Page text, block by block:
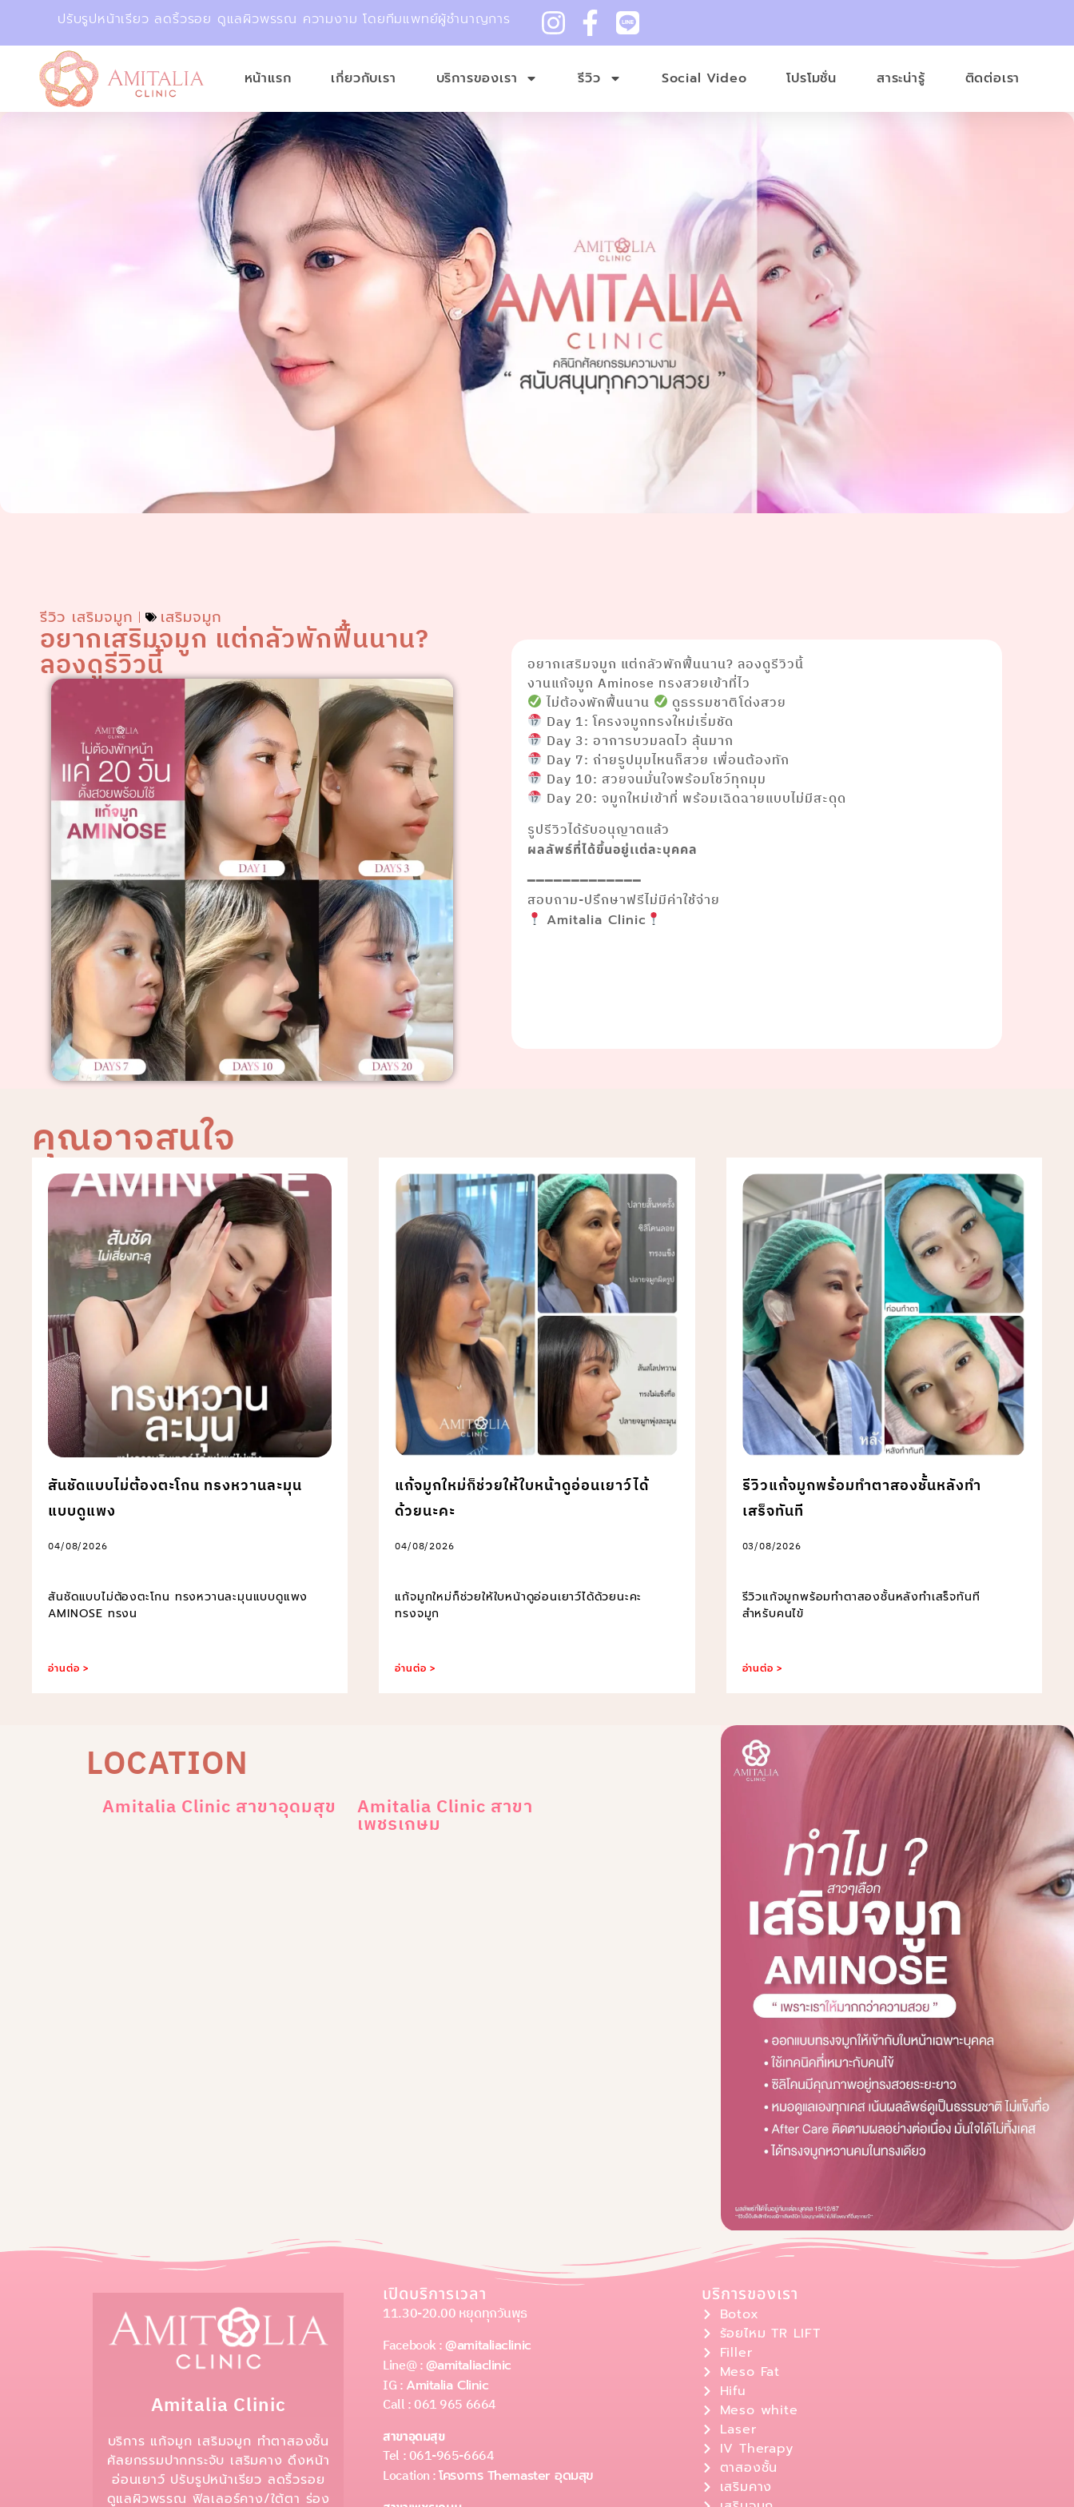
ปรับรูปหน้าเรียว ลดริ้วรอย ดูแลผิวพรรณ ความงาม โดยทีมแพทย์ผู้ชำนาญการ
หน้าแรก เกี่ยวกับเรา บริการของเรา รีวิว Social Video โปรโมชั่น สาระน่ารู้ ติดต่อเรา
รีวิว เสริมจมูก เสริมจมูก
อยากเสริมจมูก แต่กลัวพักฟื้นนาน?
ลองดูรีวิวนี้
อยากเสริมจมูก แต่กลัวพักฟื้นนาน? ลองดูรีวิวนี้
งานแก้จมูก Aminose ทรงสวยเข้าที่ไว
ไม่ต้องพักฟื้นนาน
ดูธรรมชาติโด่งสวย
Day 1: โครงจมูกทรงใหม่เริ่มชัด
Day 3: อาการบวมลดไว ลุ้นมาก
Day 7: ถ่ายรูปมุมไหนก็สวย เพื่อนต้องทัก
Day 10: สวยจนมั่นใจพร้อมโชว์ทุกมุม
Day 20: จมูกใหม่เข้าที่ พร้อมเฉิดฉายแบบไม่มีสะดุด
รูปรีวิวได้รับอนุญาตแล้ว
ผลลัพธ์ที่ได้ขึ้นอยู่เเต่ละบุคคล
━━━━━━━━━━━━━
สอบถาม-ปรึกษาฟรีไม่มีค่าใช้จ่าย
Amitalia Clinic
คุณอาจสนใจ
สันชัดแบบไม่ต้องตะโกน ทรงหวานละมุน
แบบดูแพง
04/08/2026
สันชัดแบบไม่ต้องตะโกน ทรงหวานละมุนแบบดูแพง
AMINOSE ทรงน
อ่านต่อ >
แก้จมูกใหม่ก็ช่วยให้ใบหน้าดูอ่อนเยาว์ได้
ด้วยนะคะ
04/08/2026
แก้จมูกใหม่ก็ช่วยให้ใบหน้าดูอ่อนเยาว์ได้ด้วยนะคะ
ทรงจมูก
อ่านต่อ >
รีวิวแก้จมูกพร้อมทำตาสองชั้นหลังทำ
เสร็จทันที
03/08/2026
รีวิวแก้จมูกพร้อมทำตาสองชั้นหลังทำเสร็จทันที
สำหรับคนไข้
อ่านต่อ >
LOCATION
Amitalia Clinic สาขาอุดมสุข Amitalia Clinic สาขา
เพชรเกษม
Amitalia Clinic
บริการ แก้จมูก เสริมจมูก ทำตาสองชั้น
ศัลยกรรมปากกระจับ เสริมคาง ดึงหน้า
อ่อนเยาว์ ปรับรูปหน้าเรียว ลดริ้วรอย
ดูแลผิวพรรณ ฟิลเลอร์คาง/ใต้ตา ร่อง
เปิดบริการเวลา
11.30-20.00 หยุดทุกวันพุธ
Facebook :@amitaliaclinic
Line@ :@amitaliaclinic
IG : Amitalia Clinic
Call : 061 965 6664
สาขาอุดมสุข
Tel : 061-965-6664
Location :โครงการ Themaster อุดมสุข
บริการของเรา
Botox
ร้อยไหม TR LIFT
Filler
Meso Fat
Hifu
Meso white
Laser
IV Therapy
ตาสองชั้น
เสริมคาง